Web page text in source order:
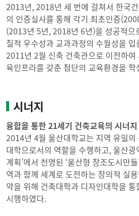
2013년, 2018년 세 번에 걸쳐서 한국
의 인증실사를 통해 각기 최초인증
(2013년 5년, 2018년 6년)을 성공적으
질적 우수성과 교과과정의 수월성을
2011년 2월 신축 건축관으로 이전하여
육인프라를 갖춘 첨단의 교육환경을
시너지
융합을 통한 21세기 건축교육의 시너
2014년 4월 울산대학교는 지역 유일의
대학으로서의 역할을 수행하고, 울산
계획’에서 천명된 ‘울산형 창조도시만
역과 함께 세계로 도전하는 창의적 실
약을 위해 건축대학과 디자인대학을
시행하였다.